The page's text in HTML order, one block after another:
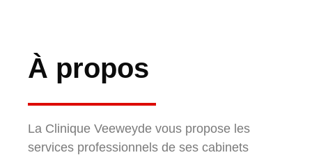
Clinique
dentaire à
Veeweyde
À propos
La Clinique Veeweyde vous propose les
services professionnels de ses cabinets